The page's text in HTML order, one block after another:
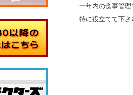
一年内の食事管
持に役立てて下さ